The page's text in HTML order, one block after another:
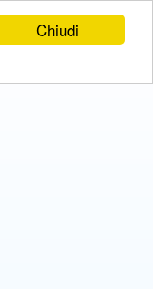
Chiudi